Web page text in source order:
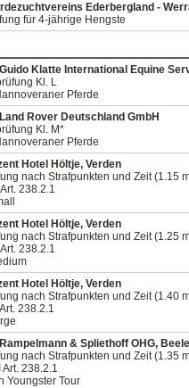
Ederbergland -
für 4-jährige Hengste
Klatte International Equine
Kl. L
Pferde
Rover Deutschland GmbH
Kl. M*
Pferde
Hotel Höltje, Verden
nach Strafpunkten und Zeit (1.15
238.2.1
Hotel Höltje, Verden
nach Strafpunkten und Zeit (1.25
238.2.1
Hotel Höltje, Verden
nach Strafpunkten und Zeit (1.40
238.2.1
& Spliethoff OHG,
nach Strafpunkten und Zeit (1.35
238.2.1
Youngster Tour